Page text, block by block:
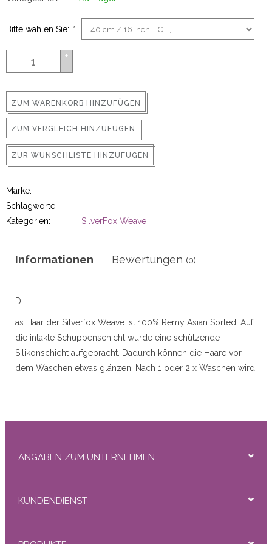
Bitte wählen Sie: *
+
-
ZUM WARENKORB HINZUFÜGEN
ZUM VERGLEICH HINZUFÜGEN
ZUR WUNSCHLISTE HINZUFÜGEN
Marke:
Schlagworte:
Kategorien:
SilverFox Weave
Informationen Bewertungen (0)
D
as Haar der Silverfox Weave ist 100% Remy Asian Sorted. Auf
die intakte Schuppenschicht wurde eine schützende
Silikonschicht aufgebracht. Dadurch können die Haare vor
dem Waschen etwas glänzen. Nach 1 oder 2 x Waschen wird
Abmessungen Schuss: 16 "(40 cm) ± 150 cm / 20" (50 cm) ±
Gewicht: 110 Gramm pro Packung
Das Haar kann mit einer Locke oder einem Glätter gestylt
ANGABEN ZUM UNTERNEHMEN
KUNDENDIENST